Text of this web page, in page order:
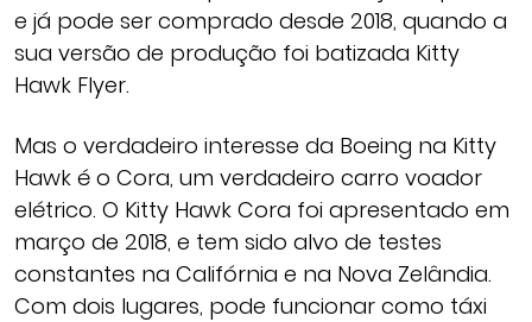
e já pode ser comprado desde 2018, quando a
sua versão de produção foi batizada Kitty
Hawk Flyer.
Mas o verdadeiro interesse da Boeing na Kitty
Hawk é o Cora, um verdadeiro carro voador
elétrico. O Kitty Hawk Cora foi apresentado em
março de 2018, e tem sido alvo de testes
constantes na Califórnia e na Nova Zelândia.
Com dois lugares, pode funcionar como táxi